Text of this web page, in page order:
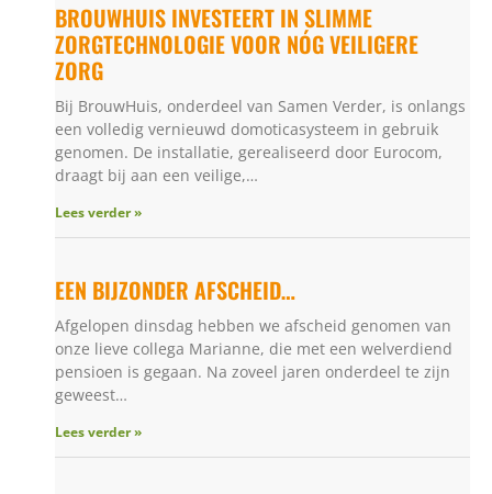
BROUWHUIS INVESTEERT IN SLIMME
ZORGTECHNOLOGIE VOOR NÓG VEILIGERE
ZORG
Bij BrouwHuis, onderdeel van Samen Verder, is onlangs
een volledig vernieuwd domoticasysteem in gebruik
genomen. De installatie, gerealiseerd door Eurocom,
draagt bij aan een veilige,…
Lees verder »
EEN BIJZONDER AFSCHEID…
Afgelopen dinsdag hebben we afscheid genomen van
onze lieve collega Marianne, die met een welverdiend
pensioen is gegaan. Na zoveel jaren onderdeel te zijn
geweest…
Lees verder »